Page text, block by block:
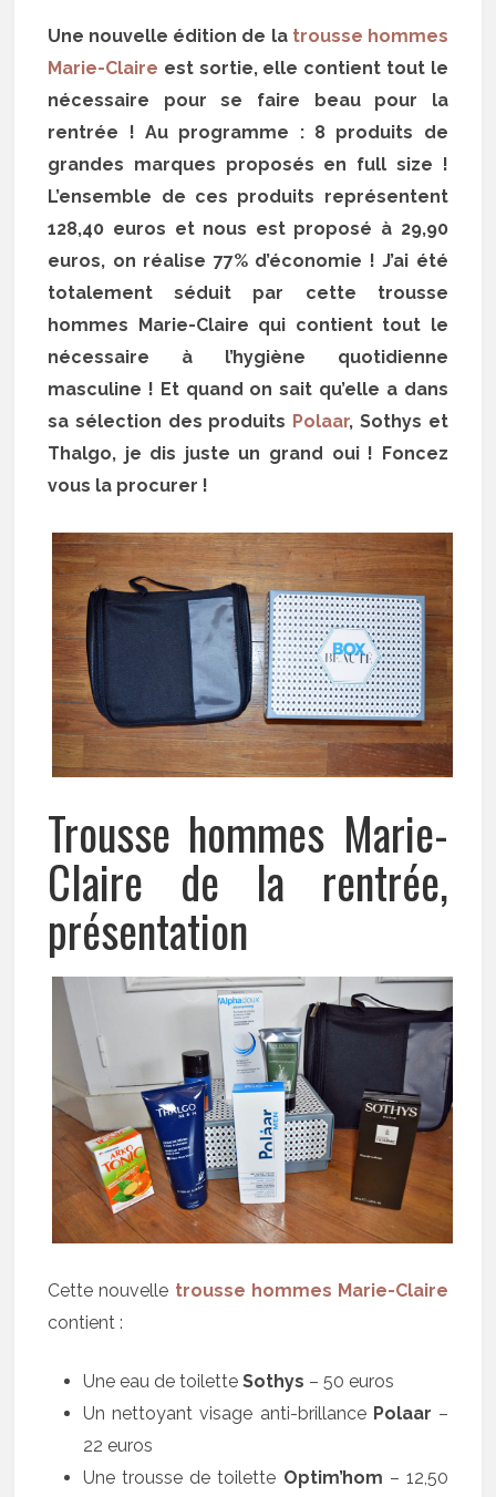
Une nouvelle édition de la trousse hommes
Marie-Claire est sortie, elle contient tout le
nécessaire pour se faire beau pour la
rentrée ! Au programme : 8 produits de
grandes marques proposés en full size !
L’ensemble de ces produits représentent
128,40 euros et nous est proposé à 29,90
euros, on réalise 77% d’économie ! J’ai été
totalement séduit par cette trousse
hommes Marie-Claire qui contient tout le
nécessaire à l’hygiène quotidienne
masculine ! Et quand on sait qu’elle a dans
sa sélection des produits Polaar, Sothys et
Thalgo, je dis juste un grand oui ! Foncez
vous la procurer !
Trousse hommes Marie-
Claire de la rentrée,
présentation
Cette nouvelle trousse hommes Marie-Claire
contient :
Une eau de toilette Sothys – 50 euros
Un nettoyant visage anti-brillance Polaar –
22 euros
Une trousse de toilette Optim’hom – 12,50